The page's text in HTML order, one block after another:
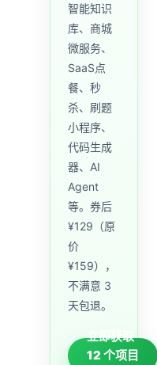
智能知识
库、商城
微服务、
SaaS点
餐、秒
杀、刷题
小程序、
代码生成
器、AI
Agent
等。券后
¥129（原
价
¥159），
不满意 3
天包退。
立即获取
12 个项目